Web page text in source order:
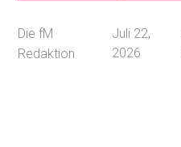
Die fM
Redaktion
Juli 22,
2026